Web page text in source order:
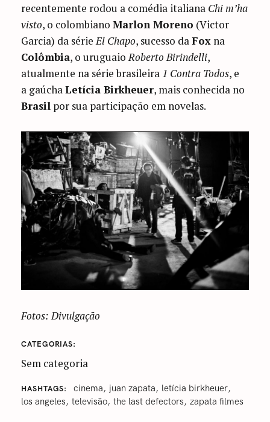
recentemente rodou a comédia italiana Chi m’ha
visto, o colombianoMarlon Moreno (Victor
Garcia) da série El Chapo, sucesso daFox na
Colômbia, o uruguaio Roberto Birindelli,
atualmente na série brasileira 1 Contra Todos, e
a gaúchaLetícia Birkheuer, mais conhecida no
Brasil por sua participação em novelas.
Fotos: Divulgação
CATEGORIAS
Sem categoria
HASHTAGS ‎cinema juan zapata
letícia birkheuer
los angeles
televisão the last defectors zapata filmes